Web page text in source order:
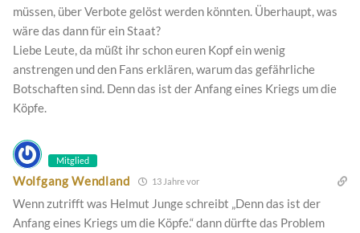
müssen, über Verbote gelöst werden könnten. Überhaupt, was
wäre das dann für ein Staat?
Liebe Leute, da müßt ihr schon euren Kopf ein wenig
anstrengen und den Fans erklären, warum das gefährliche
Botschaften sind. Denn das ist der Anfang eines Kriegs um die
Köpfe.
Mitglied
Wolfgang Wendland 13 Jahre vor
Wenn zutrifft was Helmut Junge schreibt „Denn das ist der
Anfang eines Kriegs um die Köpfe.“ dann dürfte das Problem